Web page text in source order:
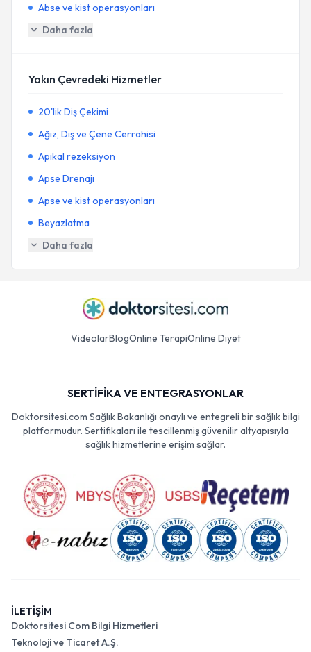
Abse ve kist operasyonları
Daha fazla
Yakın Çevredeki Hizmetler
20'lik Diş Çekimi
Ağız, Diş ve Çene Cerrahisi
Apikal rezeksiyon
Apse Drenajı
Apse ve kist operasyonları
Beyazlatma
Daha fazla
VideolarBlogOnline TerapiOnline Diyet
SERTİFİKA VE ENTEGRASYONLAR
Doktorsitesi.com Sağlık Bakanlığı onaylı ve entegreli bir sağlık bilgi
platformudur. Sertifikaları ile tescillenmiş güvenilir altyapısıyla
sağlık hizmetlerine erişim sağlar.
İLETİŞİM
Doktorsitesi Com Bilgi Hizmetleri
Teknoloji ve Ticaret A.Ş.